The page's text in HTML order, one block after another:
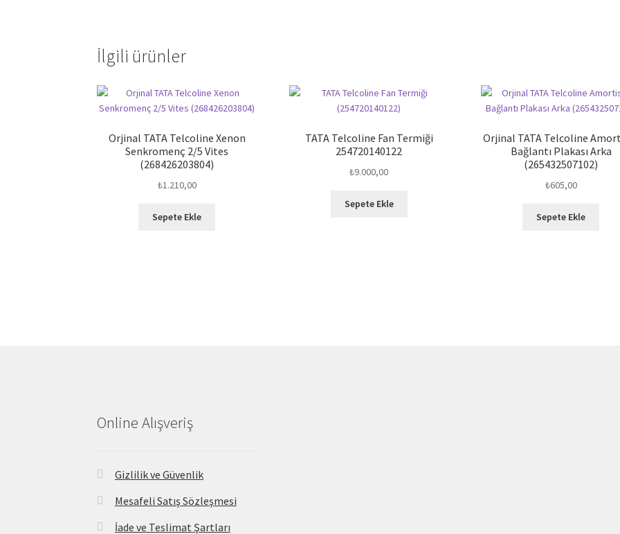
İlgili ürünler
Orjinal TATA Telcoline Xenon
Senkromenç 2/5 Vites
(268426203804)
₺1.210,00
Sepete Ekle
TATA Telcoline Fan Termiği
254720140122
₺9.000,00
Sepete Ekle
Orjinal TATA Telcoline
Bağlantı Plakası Arka
(265432507102)
₺605,00
Sepete Ekle
Online Alışveriş
Gizlilik ve Güvenlik
Mesafeli Satış Sözleşmesi
İade ve Teslimat Şartları